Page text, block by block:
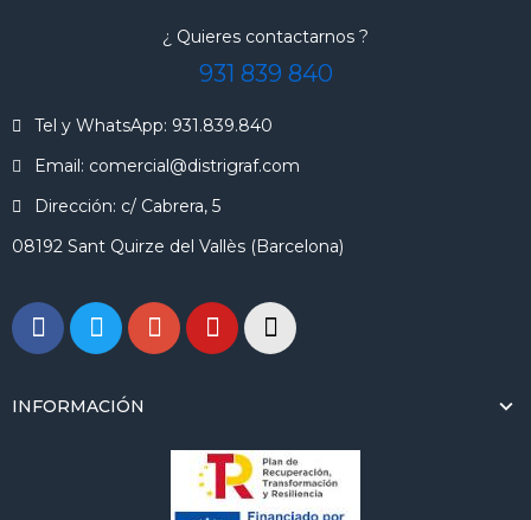
¿ Quieres contactarnos ?
931 839 840
Tel y WhatsApp: 931.839.840
Email: comercial@distrigraf.com
Dirección: c/ Cabrera, 5
08192 Sant Quirze del Vallès (Barcelona)
INFORMACIÓN